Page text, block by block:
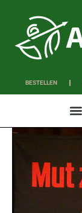
BESTELLEN